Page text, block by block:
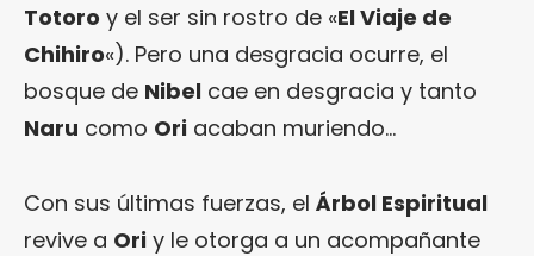
Totoro y el ser sin rostro de «El Viaje de
Chihiro«). Pero una desgracia ocurre, el
bosque de Nibel cae en desgracia y tanto
Naru como Ori acaban muriendo…
Con sus últimas fuerzas, el Árbol Espiritual
revive a Ori y le otorga a un acompañante